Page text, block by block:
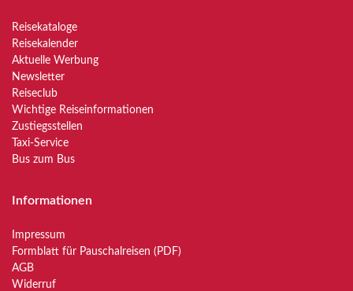
Reisekataloge
Reisekalender
Aktuelle Werbung
Newsletter
Reiseclub
Wichtige Reiseinformationen
Zustiegsstellen
Taxi-Service
Bus zum Bus
Informationen
Impressum
Formblatt für Pauschalreisen (PDF)
AGB
Widerruf